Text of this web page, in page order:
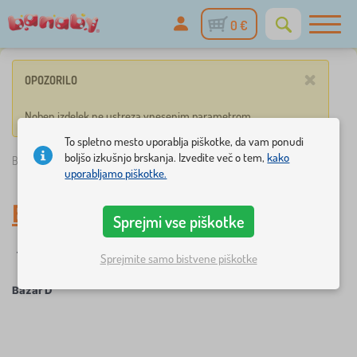
0 €
×
OPOZORILO
Noben izdelek ne ustreza vnesenim parametrom.
Banaby.si »Bazar D
Bazar D
filtracija ☆ Novo Oznake 1
Bazar D
To spletno mesto uporablja piškotke, da vam ponudi
boljšo izkušnjo brskanja. Izvedite več o tem,kako
uporabljamo piškotke.
Sprejmi vse piškotke
Sprejmite samo bistvene piškotke